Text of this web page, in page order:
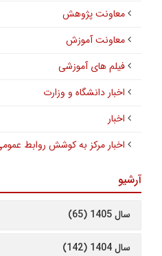
معاونت پژوهش
معاونت آموزش
فیلم های آموزشی
اخبار دانشگاه و وزارت
اخبار
اخبار مرکز به کوشش روابط
آرشیو
سال 1405 (65)
سال 1404 (142)